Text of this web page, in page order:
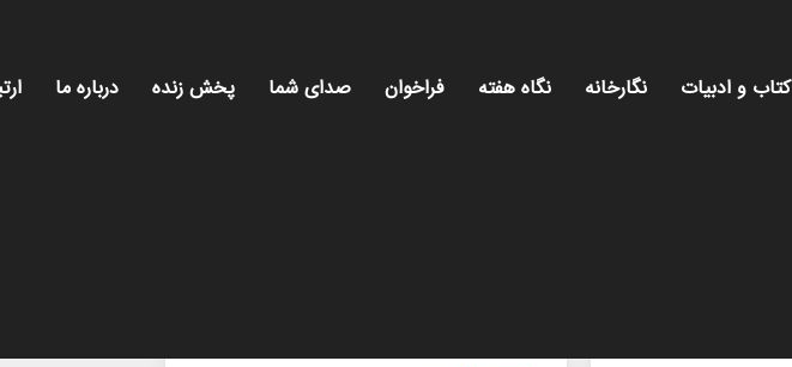
کتاب و ادبیات نگارخانه نگاه هفته فراخوان صدای شما پخش زنده درباره ما